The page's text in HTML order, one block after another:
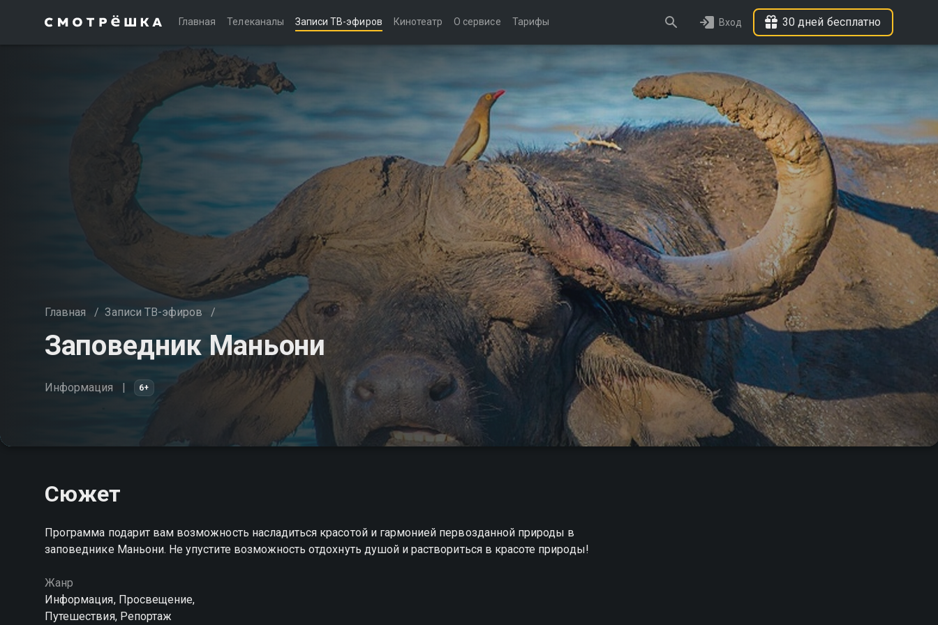
Главная Телеканалы Записи ТВ-эфиров Кинотеатр О сервисе Тарифы Вход 30 дней бесплатно
Главная / Записи ТВ-эфиров /
Заповедник Маньони
Информация 6+
Сюжет
Программа подарит вам возможность насладиться красотой и гармонией первозданной природы в
заповеднике Маньони. Не упустите возможность отдохнуть душой и раствориться в красоте природы!
Жанр
Информация, Просвещение,
Путешествия, Репортаж